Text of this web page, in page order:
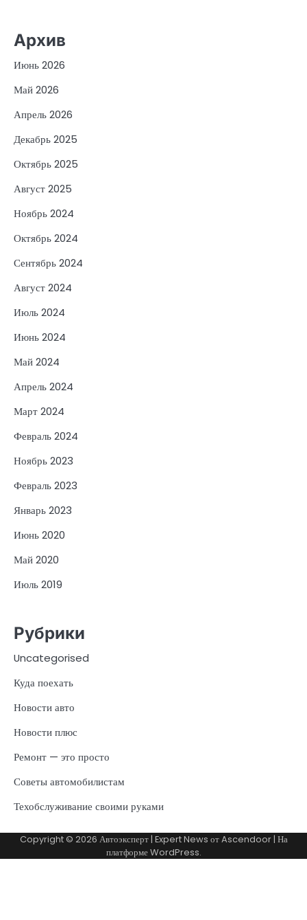
Архив
Июнь 2026
Май 2026
Апрель 2026
Декабрь 2025
Октябрь 2025
Август 2025
Ноябрь 2024
Октябрь 2024
Сентябрь 2024
Август 2024
Июль 2024
Июнь 2024
Май 2024
Апрель 2024
Март 2024
Февраль 2024
Ноябрь 2023
Февраль 2023
Январь 2023
Июнь 2020
Май 2020
Июль 2019
Рубрики
Uncategorised
Куда поехать
Новости авто
Новости плюс
Ремонт — это просто
Советы автомобилистам
Техобслуживание своими руками
Copyright © 2026 Автоэксперт| Expert News отAscendoor| На
платформеWordPress.